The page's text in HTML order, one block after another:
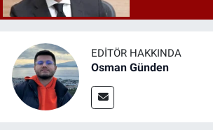
EDITÖR HAKKINDA
Osman Günden